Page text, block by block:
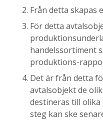
Från detta skapas
För detta
handelssortiment
produktions-
Det är från detta
avtalsobjekt de
destineras till
steg kan ske